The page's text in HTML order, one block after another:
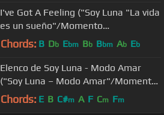
I've Got A Feeling ("Soy Luna "La vida
es un sueño"/Momento
Musical/Open Music #1)
Chords: B Db Ebm Bb Bbm Ab Eb
Elenco de Soy Luna - Modo Amar
("Soy Luna – Modo Amar"/Momento
Musical/reencuentro)
Chords: E B C#m A F Cm Fm